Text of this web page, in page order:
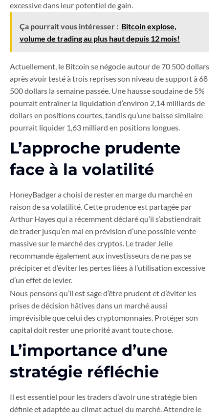
excessive dans leur potentiel de gain.
Ça pourrait vous intéresser : Bitcoin explose,
volume de trading au plus haut depuis 12 mois!
Actuellement, le Bitcoin se négocie autour de 70 500 dollars
après avoir testé à trois reprises son niveau de support à 68
500 dollars la semaine passée. Une hausse soudaine de 5%
pourrait entraîner la liquidation d’environ 2,14 milliards de
dollars en positions courtes, tandis qu’une baisse similaire
pourrait liquider 1,63 milliard en positions longues.
L’approche prudente
face à la volatilité
HoneyBadger a choisi de rester en marge du marché en
raison de sa volatilité. Cette prudence est partagée par
Arthur Hayes qui a récemment déclaré qu’il s’abstiendrait
de trader jusqu’en mai en prévision d’une possible vente
massive sur le marché des cryptos. Le trader Jelle
recommande également aux investisseurs de ne pas se
précipiter et d’éviter les pertes liées à l’utilisation excessive
d’un effet de levier.
Nous pensons qu’il est sage d’être prudent et d’éviter les
prises de décision hâtives dans un marché aussi
imprévisible que celui des cryptomonnaies. Protéger son
capital doit rester une priorité avant toute chose.
L’importance d’une
stratégie réfléchie
Il est essentiel pour les traders d’avoir une stratégie bien
définie et adaptée au climat actuel du marché. Attendre le